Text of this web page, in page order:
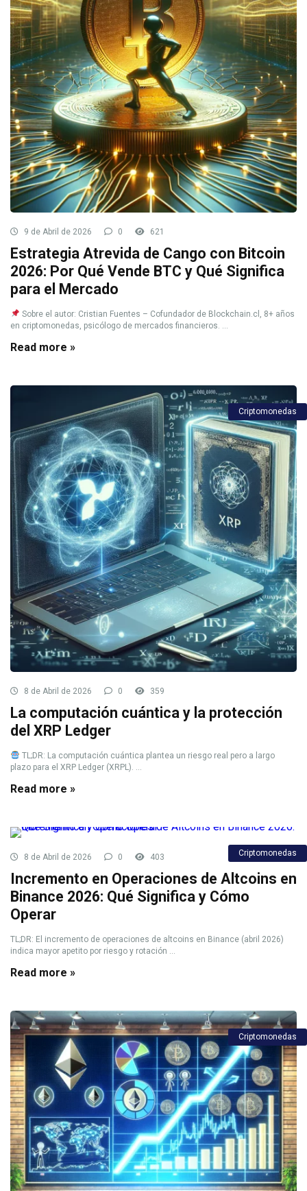
9 de Abril de 2026 0 621
Estrategia Atrevida de Cango con Bitcoin
2026: Por Qué Vende BTC y Qué Significa
para el Mercado
Sobre el autor: Cristian Fuentes – Cofundador de Blockchain.cl, 8+ años
en criptomonedas, psicólogo de mercados financieros. ...
Read more »
Criptomonedas
8 de Abril de 2026 0 359
La computación cuántica y la protección
del XRP Ledger
TL;DR: La computación cuántica plantea un riesgo real pero a largo
plazo para el XRP Ledger (XRPL). ...
Read more »
Criptomonedas
8 de Abril de 2026 0 403
Incremento en Operaciones de Altcoins en
Binance 2026: Qué Significa y Cómo
Operar
TL;DR: El incremento de operaciones de altcoins en Binance (abril 2026)
indica mayor apetito por riesgo y rotación ...
Read more »
Criptomonedas